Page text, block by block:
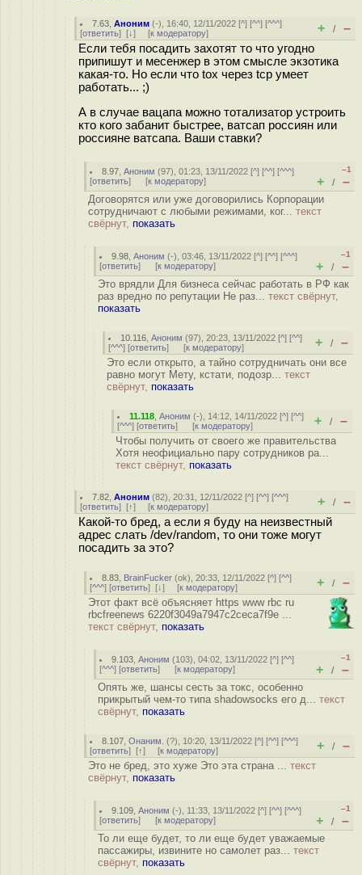
7.63 ,Аноним (-), 16:40, 12/11/2022 [^] [^^] [^^^]
[ответить] [↓] [к модератору] + / –
Если тебя посадить захотят то что угодно
припишут и месенжер в этом смысле экзотика
какая-то. Но если что tox через tcp умеет
работать... ;)
А в случае вацапа можно тотализатор устроить
кто кого забанит быстрее, ватсап россиян или
россияне ватсапа. Ваши ставки?
8.97 ,Аноним (97), 01:23, 13/11/2022 [^] [^^] [^^^]
[ответить] [к модератору]
–1
+ / –
Договорятся или уже договорились Корпорации
сотрудничают с любыми режимами, ког... текст
свёрнут, показать
9.98 ,Аноним (-), 03:46, 13/11/2022 [^] [^^] [^^^]
[ответить] [к модератору]
–1
+ / –
Это врядли Для бизнеса сейчас работать в РФ как
раз вредно по репутации Не раз... текст свёрнут,
показать
10.116 ,Аноним (97), 20:23, 13/11/2022 [^] [^^]
[^^^] [ответить] [к модератору] + / –
Это если открыто, а тайно сотрудничать они все
равно могут Мету, кстати, подозр... текст
свёрнут, показать
11.118 ,Аноним (-), 14:12, 14/11/2022 [^] [^^]
[^^^] [ответить] [к модератору] + / –
Чтобы получить от своего же правительства
Хотя неофициально пару сотрудников ра...
текст свёрнут, показать
7.82 ,Аноним (82), 20:31, 12/11/2022 [^] [^^] [^^^]
[ответить] [↑] [к модератору] + / –
Какой-то бред, а если я буду на неизвестный
адрес слать /dev/random, то они тоже могут
посадить за это?
8.83 BrainFucker (ok), 20:33, 12/11/2022 [^] [^^]
[^^^] [ответить] [↓] [к модератору] + / –
Этот факт всё объясняет https www rbc ru
rbcfreenews 6220f3049a7947c2ceca7f9e ...
текст свёрнут, показать
9.103 ,Аноним (103), 04:02, 13/11/2022 [^] [^^]
[^^^] [ответить] [к модератору]
–1
+ / –
Опять же, шансы сесть за токс, особенно
прикрытый чем-то типа shadowsocks его д... текст
свёрнут, показать
8.107 ,Онаним. (?), 10:20, 13/11/2022 [^] [^^] [^^^]
[ответить] [↑] [к модератору] + / –
Это не бред, это хуже Это эта страна ... текст
свёрнут, показать
9.109 ,Аноним (-), 11:33, 13/11/2022 [^] [^^] [^^^]
[ответить] [к модератору]
–1
+ / –
То ли еще будет, то ли еще будет уважаемые
пассажиры, извините но самолет раз... текст
свёрнут, показать